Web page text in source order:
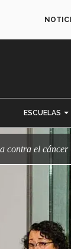
ESCUELAS
contra el cáncer